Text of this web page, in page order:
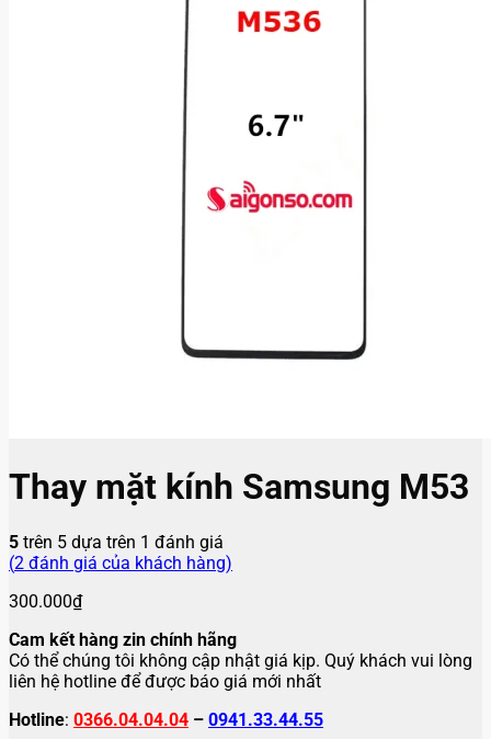
Thay mặt kính Samsung M53
5 trên 5 dựa trên 1 đánh giá
(2 đánh giá của khách hàng)
300.000₫
Cam kết hàng zin chính hãng
Có thể chúng tôi không cập nhật giá kịp. Quý khách vui lòng
liên hệ hotline để được báo giá mới nhất
Hotline: 0366.04.04.04 – 0941.33.44.55